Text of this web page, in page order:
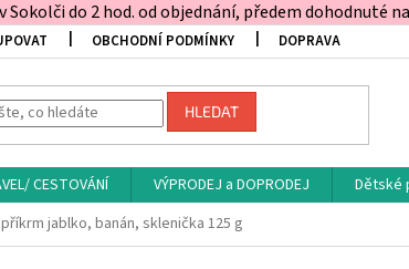
v Sokolči do 2 hod. od objednání, předem dohodnuté
OBCHODNÍ PODMÍNKY DOPRAVA
HLEDAT
CESTOVÁNÍ VÝPRODEJ a DOPRODEJ Dětské
příkrm jablko, banán, sklenička 125 g